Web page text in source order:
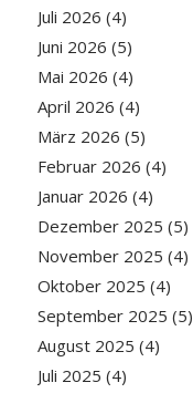
Juli 2026 (4)
Juni 2026 (5)
Mai 2026 (4)
April 2026 (4)
März 2026 (5)
Februar 2026 (4)
Januar 2026 (4)
Dezember 2025 (5)
November 2025 (4)
Oktober 2025 (4)
September 2025 (5)
August 2025 (4)
Juli 2025 (4)